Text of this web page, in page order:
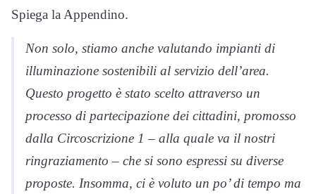
Spiega la Appendino.
Non solo, stiamo anche valutando impianti di
illuminazione sostenibili al servizio dell’area.
Questo progetto è stato scelto attraverso un
processo di partecipazione dei cittadini, promosso
dalla Circoscrizione 1 – alla quale va il nostri
ringraziamento – che si sono espressi su diverse
proposte. Insomma, ci è voluto un po’ di tempo ma